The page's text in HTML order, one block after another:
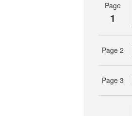
Page
1
Page 2
Page 3